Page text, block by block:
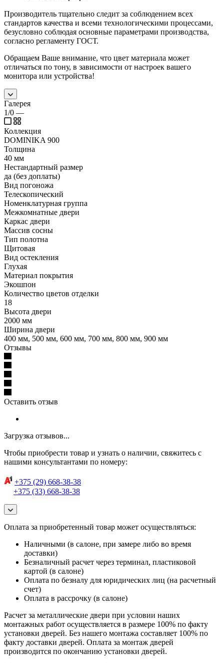
Производитель тщательно следит за соблюдением всех
стандартов качества и всеми технологическими процессами,
безусловно соблюдая основные параметрами производства,
согласно регламенту ГОСТ.
Обращаем Ваше внимание, что цвет материала может
отличаться по тону, в зависимости от настроек вашего
монитора или устройства!
Галерея
1/0 —
Коллекция
DOMINIKA 900
Толщина
40 мм
Нестандартный размер
да (без доплаты)
Вид погоножа
Телескопический
Номенклатурная группа
Межкомнатные двери
Каркас двери
Массив сосны
Тип полотна
Щитовая
Вид остекления
Глухая
Материал покрытия
Экошпон
Количество цветов отделки
18
Высота двери
2000 мм
Ширина двери
400 мм, 500 мм, 600 мм, 700 мм, 800 мм, 900 мм
Отзывы
Оставить отзыв
Загрузка отзывов...
Чтобы приобрести товар и узнать о наличии, свяжитесь с
нашими консультантами по номеру:
+375 (29) 668-38-38
+375 (33) 668-38-38
Оплата за приобретенный товар может осуществляться:
Наличными (в салоне, при замере либо во время
доставки)
Безналичный расчет через терминал, пластиковой
картой (в салоне)
Оплата по безналу для юридических лиц (на расчетный
счет)
Оплата в рассрочку (в салоне)
Расчет за металлические двери при условии наших
монтажных работ осуществляется в размере 100% по факту
установки дверей. Без нашего монтажа составляет 100% по
факту доставки дверей. Оплата за монтаж дверей
производится по окончанию установки дверей.